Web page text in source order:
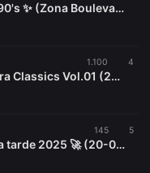
Borja García 💛 Love The 90's ✨ (Zona Boulevard) (Rivas, Madrid) [14-06-2025] 👉[www.youtube.com/@vioquemusic]👈
1.100 4
Christián Millán @ Déndera Classics Vol.01 (28-07-2019) (20.00 a 22.00) 💽 [CD Ripeado por DJ Txapu] 🔥 👉[www.youtube.com/@vioquemusic]👈
145 5
Dj Napo 💣 Déndera Última tarde 2025 🚀 (20-09-2025) 👉[www.youtube.com/@vioquemusic]👈